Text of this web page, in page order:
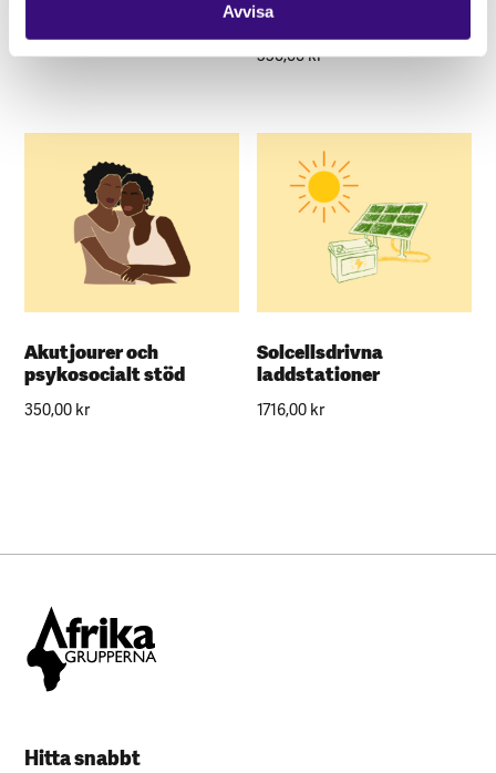
Avvisa
11930,00
personer
550,00kr
Akutjourer och
psykosocialt stöd
350,00kr
Solcellsdrivna
laddstationer
1716,00kr
Hitta snabbt